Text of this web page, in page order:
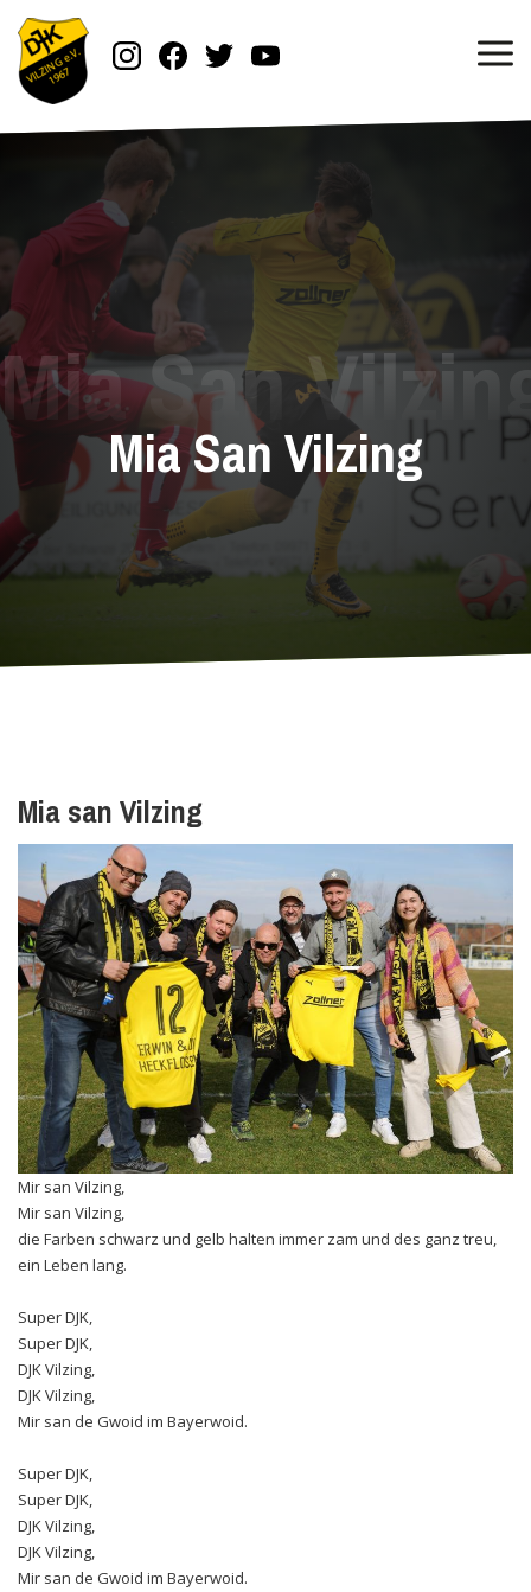
Mia San Vilzing
Mia san Vilzing
Mir san Vilzing,
Mir san Vilzing,
die Farben schwarz und gelb halten immer zam und des ganz treu,
ein Leben lang.
Super DJK,
Super DJK,
DJK Vilzing,
DJK Vilzing,
Mir san de Gwoid im Bayerwoid.
Super DJK,
Super DJK,
DJK Vilzing,
DJK Vilzing,
Mir san de Gwoid im Bayerwoid.